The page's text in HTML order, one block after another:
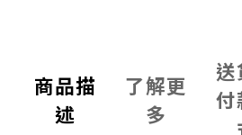
商品描
述
了解更
多
送
付